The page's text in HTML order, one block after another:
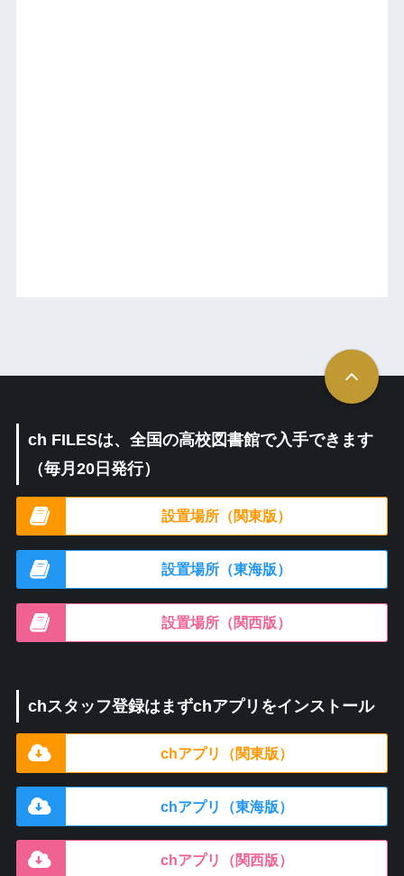
ch FILESは、全国の高校図書館で入手できます
（毎月20日発行）
設置場所（関東版）
設置場所（東海版）
設置場所（関西版）
chスタッフ登録はまずchアプリをインストール
chアプリ（関東版）
chアプリ（東海版）
chアプリ（関西版）